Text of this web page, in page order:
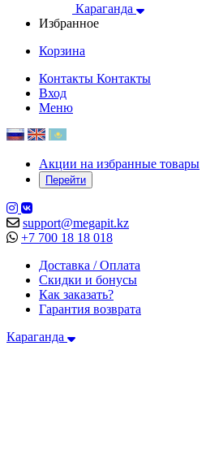
Караганда
Избранное
Корзина
Контакты Контакты
Вход
Меню
Акции на избранные товары
Перейти
support@megapit.kz
+7 700 18 18 018
Доставка / Оплата
Скидки и бонусы
Как заказать?
Гарантия возврата
Караганда